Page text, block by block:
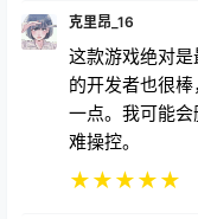
这款游戏绝对
的开发者也很
一点。我可能
难操控。
★★★